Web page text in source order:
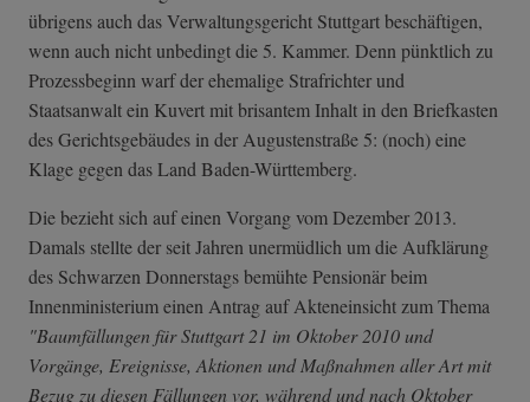
übrigens auch das Verwaltungsgericht Stuttgart beschäftigen,
wenn auch nicht unbedingt die 5. Kammer. Denn pünktlich zu
Prozessbeginn warf der ehemalige Strafrichter und
Staatsanwalt ein Kuvert mit brisantem Inhalt in den Briefkasten
des Gerichtsgebäudes in der Augustenstraße 5: (noch) eine
Klage gegen das Land Baden-Württemberg.
Die bezieht sich auf einen Vorgang vom Dezember 2013.
Damals stellte der seit Jahren unermüdlich um die Aufklärung
des Schwarzen Donnerstags bemühte Pensionär beim
Innenministerium einen Antrag auf Akteneinsicht zum Thema
"Baumfällungen für Stuttgart 21 im Oktober 2010 und
Vorgänge, Ereignisse, Aktionen und Maßnahmen aller Art mit
Bezug zu diesen Fällungen vor, während und nach Oktober